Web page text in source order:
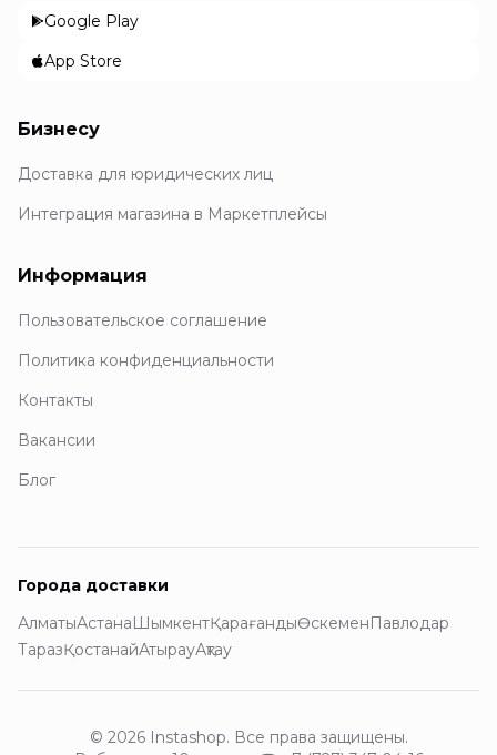
Google Play
App Store
Бизнесу
Доставка для юридических лиц
Интеграция магазина в Маркетплейсы
Информация
Пользовательское соглашение
Политика конфиденциальности
Контакты
Вакансии
Блог
Города доставки
АлматыАстанаШымкентҚарағандыӨскеменПавлодар
ТаразҚостанайАтырауАқтау
© 2026 Instashop. Все права защищены.